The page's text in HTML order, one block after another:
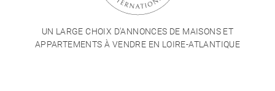
UN LARGE CHOIX D'ANNONCES DE MAISONS ET
APPARTEMENTS À VENDRE EN LOIRE-ATLANTIQUE